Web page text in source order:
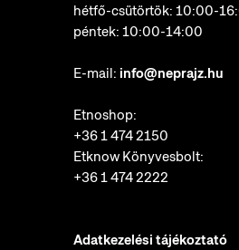
hétfő-csütörtök: 10:00-
péntek: 10:00-14:00
E-mail: info@neprajz.hu
Etnoshop:
+36 1 474 2150
Etknow Könyvesbolt:
+36 1 474 2222
Adatkezelési tájékoztató